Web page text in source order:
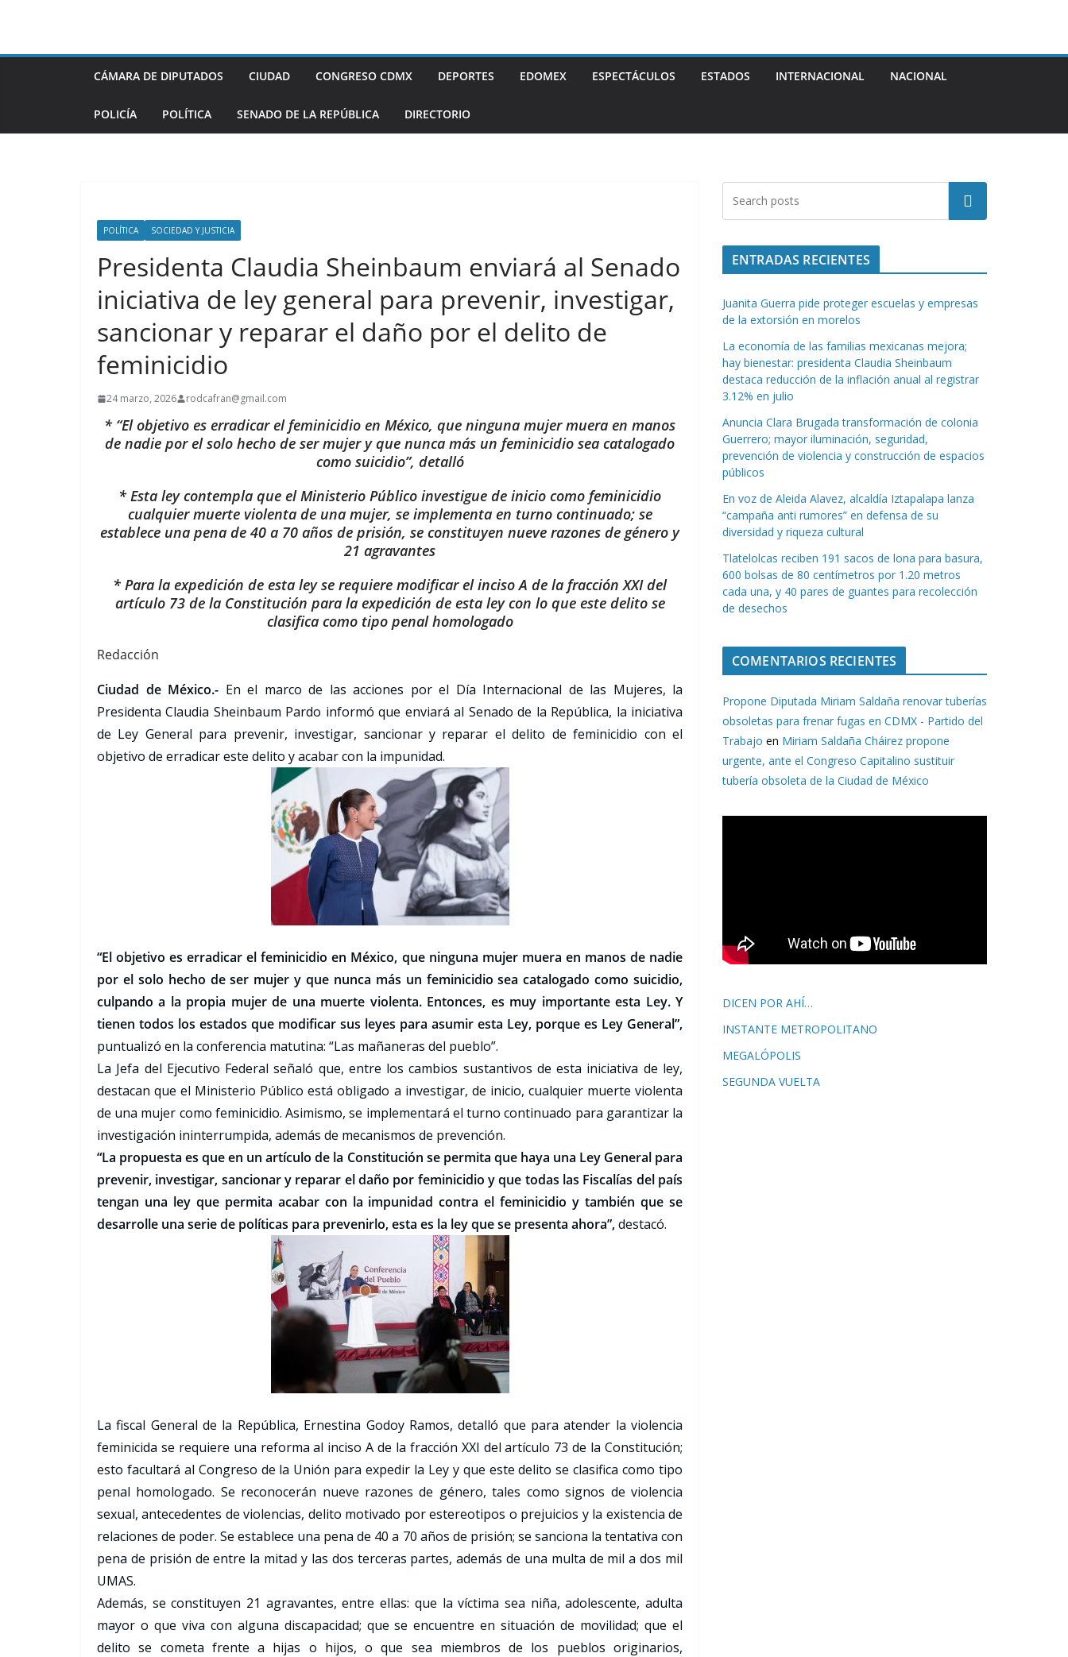
contenido
CÁMARA DE DIPUTADOS CIUDAD CONGRESO CDMX DEPORTES EDOMEX ESPECTÁCULOS ESTADOS INTERNACIONAL NACIONAL
POLICÍA POLÍTICA SENADO DE LA REPÚBLICA DIRECTORIO
POLÍTICA SOCIEDAD Y JUSTICIA
Presidenta Claudia Sheinbaum enviará al Senado
iniciativa de ley general para prevenir, investigar,
sancionar y reparar el daño por el delito de
feminicidio
24 marzo, 2026 rodcafran@gmail.com
* “El objetivo es erradicar el feminicidio en México, que ninguna mujer muera en manos
de nadie por el solo hecho de ser mujer y que nunca más un feminicidio sea catalogado
como suicidio”, detalló
* Esta ley contempla que el Ministerio Público investigue de inicio como feminicidio
cualquier muerte violenta de una mujer, se implementa en turno continuado; se
establece una pena de 40 a 70 años de prisión, se constituyen nueve razones de género y
21 agravantes
* Para la expedición de esta ley se requiere modificar el inciso A de la fracción XXI del
artículo 73 de la Constitución para la expedición de esta ley con lo que este delito se
clasifica como tipo penal homologado
Redacción
Ciudad de México.- En el marco de las acciones por el Día Internacional de las Mujeres, la
Presidenta Claudia Sheinbaum Pardo informó que enviará al Senado de la República, la iniciativa
de Ley General para prevenir, investigar, sancionar y reparar el delito de feminicidio con el
objetivo de erradicar este delito y acabar con la impunidad.
“El objetivo es erradicar el feminicidio en México, que ninguna mujer muera en manos de nadie
por el solo hecho de ser mujer y que nunca más un feminicidio sea catalogado como suicidio,
culpando a la propia mujer de una muerte violenta. Entonces, es muy importante esta Ley. Y
tienen todos los estados que modificar sus leyes para asumir esta Ley, porque es Ley General”,
puntualizó en la conferencia matutina: “Las mañaneras del pueblo”.
La Jefa del Ejecutivo Federal señaló que, entre los cambios sustantivos de esta iniciativa de ley,
destacan que el Ministerio Público está obligado a investigar, de inicio, cualquier muerte violenta
de una mujer como feminicidio. Asimismo, se implementará el turno continuado para garantizar la
investigación ininterrumpida, además de mecanismos de prevención.
“La propuesta es que en un artículo de la Constitución se permita que haya una Ley General para
prevenir, investigar, sancionar y reparar el daño por feminicidio y que todas las Fiscalías del país
tengan una ley que permita acabar con la impunidad contra el feminicidio y también que se
desarrolle una serie de políticas para prevenirlo, esta es la ley que se presenta ahora”,destacó.
La fiscal General de la República, Ernestina Godoy Ramos, detalló que para atender la violencia
feminicida se requiere una reforma al inciso A de la fracción XXI del artículo 73 de la Constitución;
esto facultará al Congreso de la Unión para expedir la Ley y que este delito se clasifica como tipo
penal homologado. Se reconocerán nueve razones de género, tales como signos de violencia
sexual, antecedentes de violencias, delito motivado por estereotipos o prejuicios y la existencia de
relaciones de poder. Se establece una pena de 40 a 70 años de prisión; se sanciona la tentativa con
pena de prisión de entre la mitad y las dos terceras partes, además de una multa de mil a dos mil
UMAS.
Además, se constituyen 21 agravantes, entre ellas: que la víctima sea niña, adolescente, adulta
mayor o que viva con alguna discapacidad; que se encuentre en situación de movilidad; que el
delito se cometa frente a hijas o hijos, o que sea miembros de los pueblos originarios,
Buscar
ENTRADAS RECIENTES
Juanita Guerra pide proteger escuelas y empresas
de la extorsión en morelos
La economía de las familias mexicanas mejora;
hay bienestar: presidenta Claudia Sheinbaum
destaca reducción de la inflación anual al registrar
3.12% en julio
Anuncia Clara Brugada transformación de colonia
Guerrero; mayor iluminación, seguridad,
prevención de violencia y construcción de espacios
públicos
En voz de Aleida Alavez, alcaldía Iztapalapa lanza
“campaña anti rumores” en defensa de su
diversidad y riqueza cultural
Tlatelolcas reciben 191 sacos de lona para basura,
600 bolsas de 80 centímetros por 1.20 metros
cada una, y 40 pares de guantes para recolección
de desechos
COMENTARIOS RECIENTES
Propone Diputada Miriam Saldaña renovar tuberías
obsoletas para frenar fugas en CDMX - Partido del
Trabajo en Miriam Saldaña Cháirez propone
urgente, ante el Congreso Capitalino sustituir
tubería obsoleta de la Ciudad de México
DICEN POR AHÍ…
INSTANTE METROPOLITANO
MEGALÓPOLIS
SEGUNDA VUELTA